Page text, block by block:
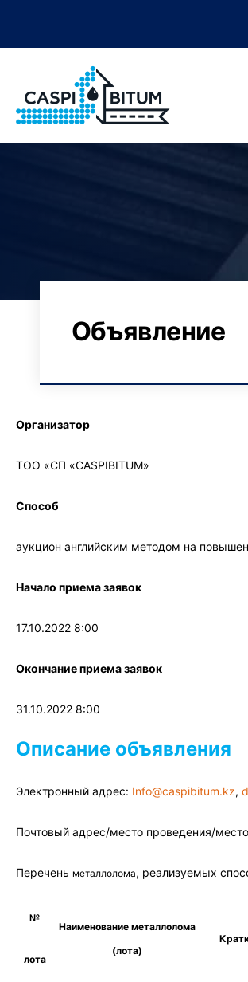
Объявление
Организатор
ТОО «СП «CASPIBITUM»
Способ
аукцион английским методом на
Начало приема заявок
17.10.2022 8:00
Окончание приема заявок
31.10.2022 8:00
Описание объявления
Электронный адрес: Info@caspibitum.kz, d
Почтовый адрес/место проведения/
Перечень металлолома, реализуемых
№
лота
Наименование металлолома
(лота)